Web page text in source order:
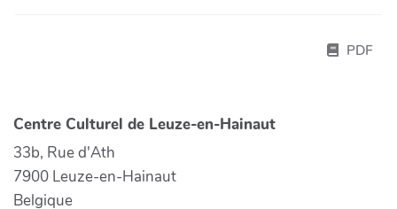
PDF
Centre Culturel de Leuze-en-Hainaut
33b, Rue d'Ath
7900 Leuze-en-Hainaut
Belgique